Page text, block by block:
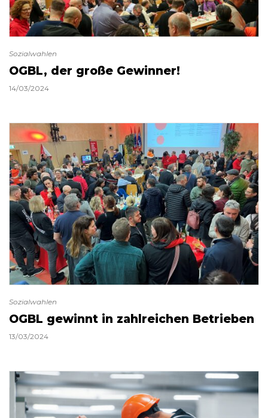
Sozialwahlen
OGBL, der große Gewinner!
14/03/2024
Sozialwahlen
OGBL gewinnt in zahlreichen Betrieben
13/03/2024